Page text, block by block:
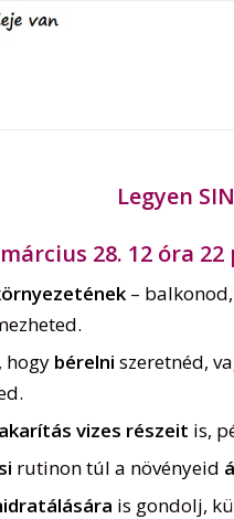
Legyen
március 28. 12 óra
–
hogy bérelni szeretnéd,
vizes részeit is,
rutinon túl a növényeid
is gondolj,